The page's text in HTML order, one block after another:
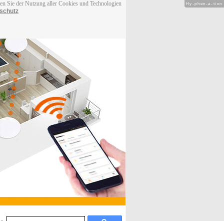
Sie der Nutzung aller Cookies und Technologien
Hy-phen-a-tion